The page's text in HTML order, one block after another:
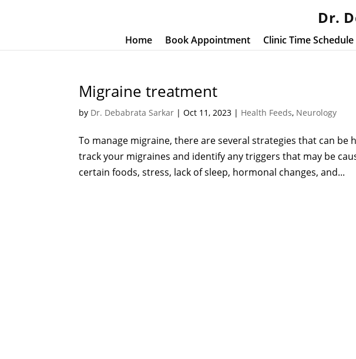
Dr.
Home Book Appointment Clinic Time Schedule
Migraine treatment
by Dr. Debabrata Sarkar |Oct 11, 2023 | Health Feeds, Neurology
To manage migraine, there are several strategies that can be
track your migraines and identify any triggers that may be
certain foods, stress, lack of sleep, hormonal changes, and...